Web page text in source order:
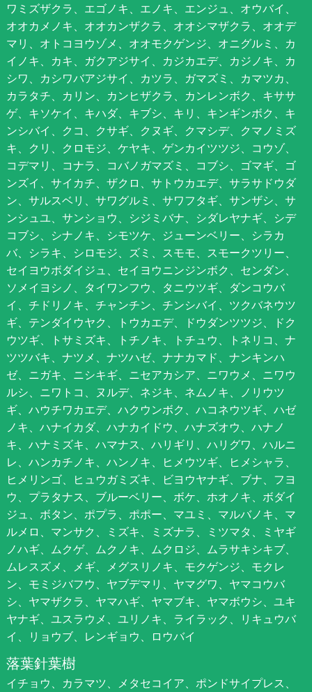
ワミズザクラ、エゴノキ、エノキ、エンジュ、オウバイ、
オオカメノキ、オオカンザクラ、オオシマザクラ、オオデ
マリ、オトコヨウゾメ、オオモクゲンジ、オニグルミ、カ
イノキ、カキ、ガクアジサイ、カジカエデ、カジノキ、カ
シワ、カシワバアジサイ、カツラ、ガマズミ、カマツカ、
カラタチ、カリン、カンヒザクラ、カンレンボク、キササ
ゲ、キソケイ、キハダ、キブシ、キリ、キンギンボク、キ
ンシバイ、クコ、クサギ、クヌギ、クマシデ、クマノミズ
キ、クリ、クロモジ、ケヤキ、ゲンカイツツジ、コウゾ、
コデマリ、コナラ、コバノガマズミ、コブシ、ゴマギ、ゴ
ンズイ、サイカチ、ザクロ、サトウカエデ、サラサドウダ
ン、サルスベリ、サワグルミ、サワフタギ、サンザシ、サ
ンシュユ、サンショウ、シジミバナ、シダレヤナギ、シデ
コブシ、シナノキ、シモツケ、ジューンベリー、シラカ
バ、シラキ、シロモジ、ズミ、スモモ、スモークツリー、
セイヨウボダイジュ、セイヨウニンジンボク、センダン、
ソメイヨシノ、タイワンフウ、タニウツギ、ダンコウバ
イ、チドリノキ、チャンチン、チンシバイ、ツクバネウツ
ギ、テンダイウヤク、トウカエデ、ドウダンツツジ、ドク
ウツギ、トサミズキ、トチノキ、トチュウ、トネリコ、ナ
ツツバキ、ナツメ、ナツハゼ、ナナカマド、ナンキンハ
ゼ、ニガキ、ニシキギ、ニセアカシア、ニワウメ、ニワウ
ルシ、ニワトコ、ヌルデ、ネジキ、ネムノキ、ノリウツ
ギ、ハウチワカエデ、ハクウンボク、ハコネウツギ、ハゼ
ノキ、ハナイカダ、ハナカイドウ、ハナズオウ、ハナノ
キ、ハナミズキ、ハマナス、ハリギリ、ハリグワ、ハルニ
レ、ハンカチノキ、ハンノキ、ヒメウツギ、ヒメシャラ、
ヒメリンゴ、ヒュウガミズキ、ビヨウヤナギ、ブナ、フヨ
ウ、プラタナス、ブルーベリー、ボケ、ホオノキ、ボダイ
ジュ、ボタン、ポプラ、ポポー、マユミ、マルバノキ、マ
ルメロ、マンサク、ミズキ、ミズナラ、ミツマタ、ミヤギ
ノハギ、ムクゲ、ムクノキ、ムクロジ、ムラサキシキブ、
ムレスズメ、メギ、メグスリノキ、モクゲンジ、モクレ
ン、モミジバフウ、ヤブデマリ、ヤマグワ、ヤマコウバ
シ、ヤマザクラ、ヤマハギ、ヤマブキ、ヤマボウシ、ユキ
ヤナギ、ユスラウメ、ユリノキ、ライラック、リキュウバ
イ、リョウブ、レンギョウ、ロウバイ
落葉針葉樹
イチョウ、カラマツ、メタセコイア、ポンドサイプレス、